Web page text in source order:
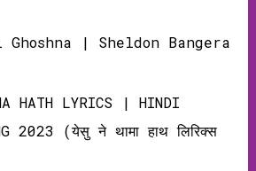
Ghoshna | Sheldon Bangera
HATH LYRICS | HINDI
2023 (येसु ने थामा हाथ लिरिक्‍स